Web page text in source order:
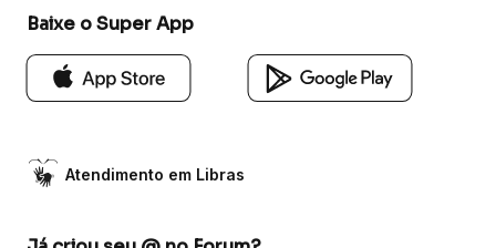
Baixe o Super App
Atendimento em Libras